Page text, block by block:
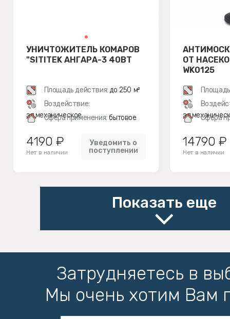
УНИЧТОЖИТЕЛЬ КОМАРОВ
"SITITEK АНГАРА-3 40ВТ
Площадь действия: до 250 м²
Воздействие:
эл.механическое
Сфера применения: бытовое
4190 ₽
Нет в наличии
Уведомить о
поступлении
ОТ
WK0125
Сфера
14790 ₽
Нет в наличии
Показать еще
Затрудняетесь в
Мы очень хотим Вам